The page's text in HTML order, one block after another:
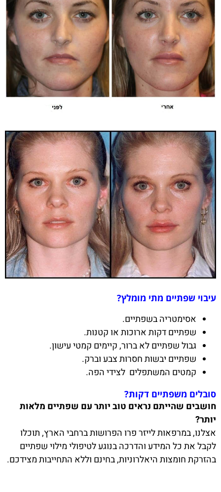
עיבוי שפתיים מתי מומלץ?
אסימטריה בשפתיים.
שפתיים דקות ארוכות או קטנות.
גבול שפתיים לא ברור, קיימים קמטי עישון.
שפתיים יבשות חסרות צבע וברק.
קמטים המשתפלים לצידי הפה.
סובלים משפתיים דקות?
חושבים שהייתם נראים טוב יותר עם שפתיים מלאות
יותר?
אצלנו, במרפאות לייזר פרו הפרושות ברחבי הארץ, תוכלו
לקבל את כל המידע והדרכה בנוגע לטיפולי מילוי שפתיים
בהזרקת חומצות היאלרוניות, בחינם וללא התחייבות מצידכם.